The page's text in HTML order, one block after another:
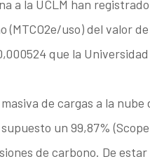
a la UCLM han
(MTCO2e/uso) del valor
que la Universidad
de cargas a la
un 99,87%
de carbono. De